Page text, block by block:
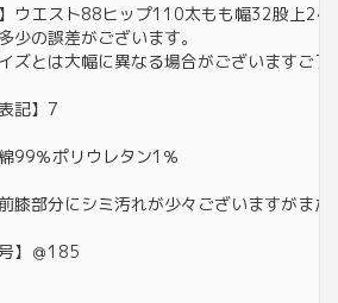
】ウエスト88ヒップ110太もも幅32股上24
少の誤差がございます。
ズとは大幅に異なる場合がございますご了
記】7
綿99％ポリウレタン1％
前膝部分にシミ汚れが少々ございますがま
】＠185